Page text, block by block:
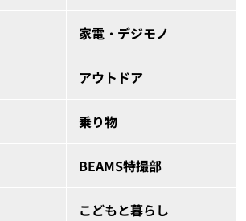
家電・デジモノ
アウトドア
乗り物
BEAMS特撮部
こどもと暮らし